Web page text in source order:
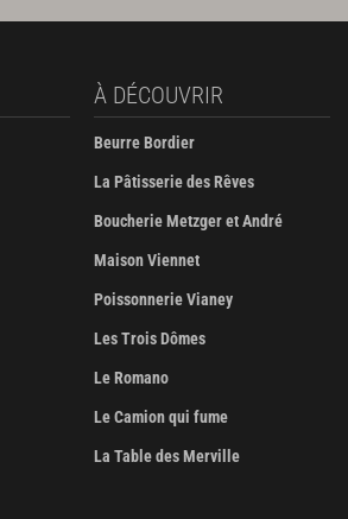
À DÉCOUVRIR
Beurre Bordier
La Pâtisserie des Rêves
Boucherie Metzger et André
Maison Viennet
Poissonnerie Vianey
Les Trois Dômes
Le Romano
Le Camion qui fume
La Table des Merville